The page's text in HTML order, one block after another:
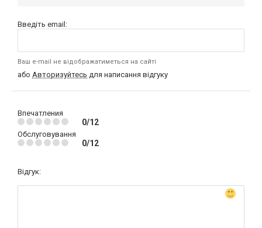
Введіть email:
Ваш e-mail не відображатиметься на сайті
або Авторизуйтесь для написання відгуку
Впечатления
0/12
Обслуговування
0/12
Відгук: